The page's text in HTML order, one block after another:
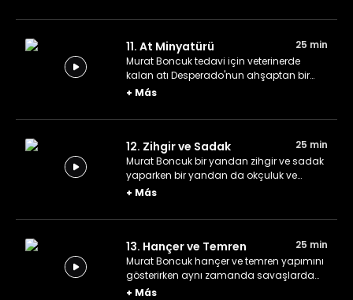
11. At Minyatürü
25 min
Murat Boncuk tedavi için veterinerde
kalan atı Desperado'nun ahşaptan bir
minyatürünü yapıyor.
+ Más
12. Zihgir ve Sadak
25 min
Murat Boncuk bir yandan zihgir ve sadak
yaparken bir yandan da okçuluk ve
okçular hakkında bilgiler veriyor.
+ Más
13. Hançer ve Temren
25 min
Murat Boncuk hançer ve temren yapımını
gösterirken aynı zamanda savaşlarda
kullanılan el silahlarının önemini
+ Más